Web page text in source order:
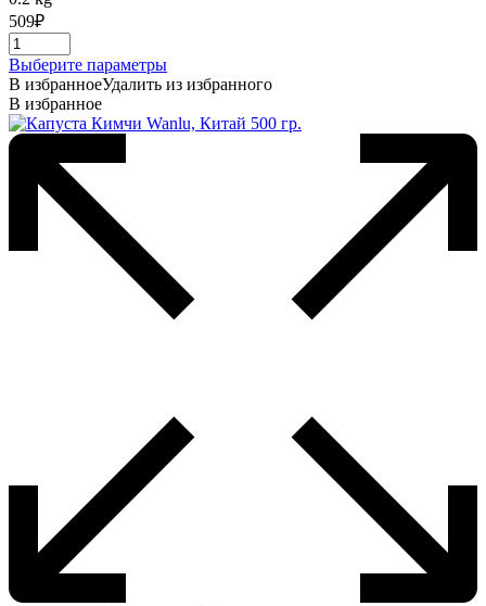
509₽
Выберите параметрыЭтот
товар
несколько
В избранноеУдалить из избранного
В избранное